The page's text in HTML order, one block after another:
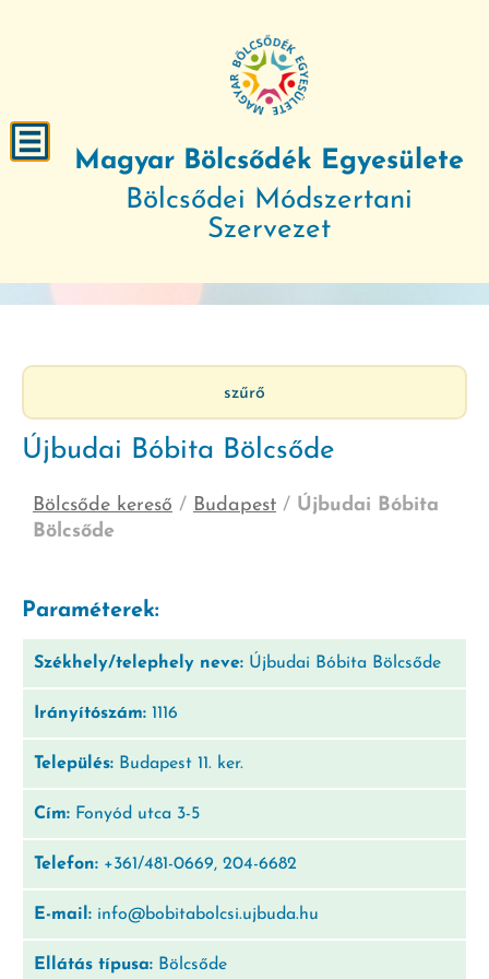
Magyar Bölcsődék Egyesülete
Bölcsődei Módszertani
Szervezet
szűrő
Újbudai Bóbita Bölcsőde
Bölcsőde kereső / Budapest / Újbudai Bóbita
Bölcsőde
Paraméterek:
Székhely/telephely neve: Újbudai Bóbita Bölcsőde
Irányítószám: 1116
Település: Budapest 11. ker.
Cím: Fonyód utca 3-5
Telefon: +361/481-0669, 204-6682
E-mail: info@bobitabolcsi.ujbuda.hu
Ellátás típusa: Bölcsőde